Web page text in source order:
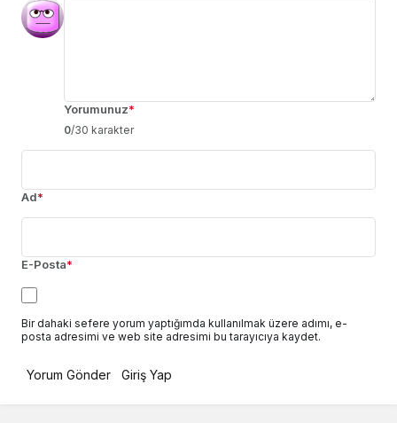
Yorumunuz*
0/30 karakter
Ad*
E-Posta*
Bir dahaki sefere yorum yaptığımda kullanılmak üzere adımı, e-
posta adresimi ve web site adresimi bu tarayıcıya kaydet.
Yorum Gönder Giriş Yap